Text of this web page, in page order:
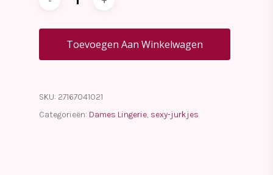
Toevoegen Aan Winkelwagen
SKU: 27167041021
Categorieën: Dames Lingerie, sexy-jurkjes